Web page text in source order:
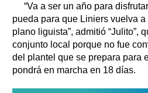
“Va a ser un año para
pueda para que Liniers vuelva a
plano liguista”, admitió “Julito”,
conjunto local porque no fue
del plantel que se prepara para
pondrá en marcha en 18 días.